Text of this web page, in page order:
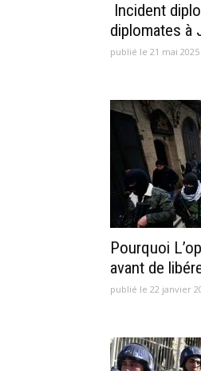
Incident
diplomates à
publié le 21 mai 2025
Pourquoi
avant de
publié le 22 janvier